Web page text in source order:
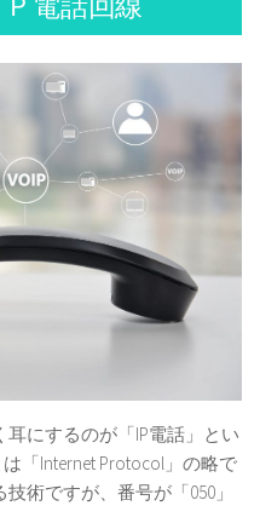
にするのが「IP電話」とい
「Internet Protocol」の略で
術ですが、番号が「050」